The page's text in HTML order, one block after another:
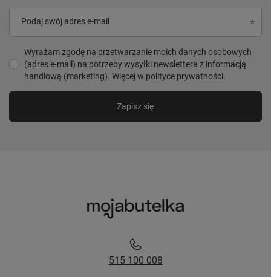
Podaj swój adres e-mail
Wyrażam zgodę na przetwarzanie moich danych osobowych
(adres e-mail) na potrzeby wysyłki newslettera z informacją
handlową (marketing). Więcej w polityce prywatności.
Zapisz się
515 100 008